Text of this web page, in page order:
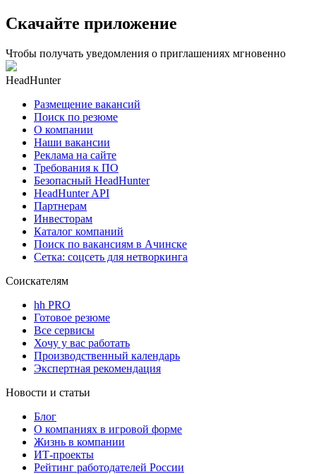
Скачайте приложение
Чтобы получать уведомления о приглашениях мгновенно
HeadHunter
Размещение вакансий
Поиск по резюме
О компании
Наши вакансии
Реклама на сайте
Требования к ПО
Безопасный HeadHunter
HeadHunter API
Партнерам
Инвесторам
Каталог компаний
Поиск по вакансиям в Ачинске
Сетка: соцсеть для нетворкинга
Соискателям
hh PRO
Готовое резюме
Все сервисы
Хочу у вас работать
Производственный календарь
Экспертная рекомендация
Новости и статьи
Блог
О компаниях в игровой форме
Жизнь в компании
ИТ-проекты
Рейтинг работодателей России